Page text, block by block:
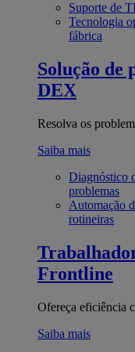
Suporte de
Tecnologia
fábrica
Solução de
DEX
Resolva os
Saiba mais
Diagnóstico
problemas
Automação
rotineiras
Frontline
Ofereça eficiência
Saiba mais